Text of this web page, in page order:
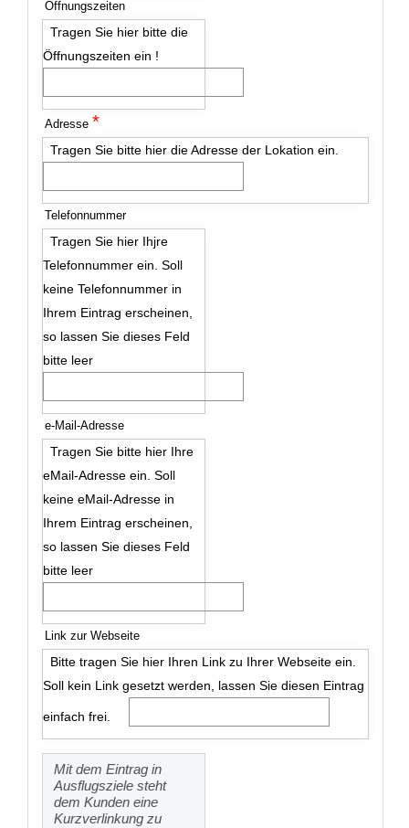
Öffnungszeiten
Tragen Sie hier bitte die
Öffnungszeiten ein !
Adresse *
Tragen Sie bitte hier die Adresse der Lokation ein.
Telefonnummer
Tragen Sie hier Ihjre
Telefonnummer ein. Soll
keine Telefonnummer in
Ihrem Eintrag erscheinen,
so lassen Sie dieses Feld
bitte leer
e-Mail-Adresse
Tragen Sie bitte hier Ihre
eMail-Adresse ein. Soll
keine eMail-Adresse in
Ihrem Eintrag erscheinen,
so lassen Sie dieses Feld
bitte leer
Link zur Webseite
Bitte tragen Sie hier Ihren Link zu Ihrer Webseite ein.
Soll kein Link gesetzt werden, lassen Sie diesen Eintrag
einfach frei.
Mit dem Eintrag in
Ausflugsziele steht
dem Kunden eine
Kurzverlinkung zu